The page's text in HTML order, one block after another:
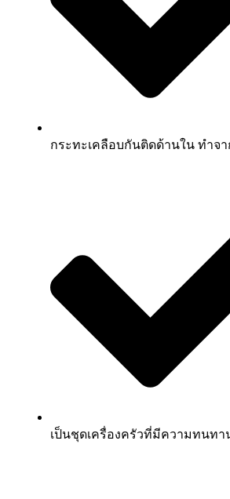
กระทะเคลือบกันติดด้านใน ทำจ
เป็นชุดเครื่องครัวที่มีความทนทา